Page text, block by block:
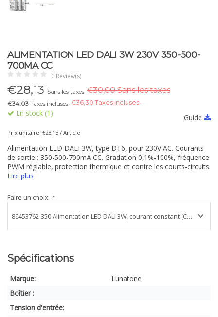
ALIMENTATION LED DALI 3W 230V 350-500-
700MA CC
0 Review(s)
€28,13 Sans les taxes €30,00 Sans les taxes
€34,03 Taxes incluses €36,30 Taxes incluses.
En stock (1) Guide
Prix unitaire: €28,13 / Article
Alimentation LED DALI 3W, type DT6, pour 230V AC. Courants
de sortie : 350-500-700mA CC. Gradation 0,1%-100%, fréquence
PWM réglable, protection thermique et contre les courts-circuits.
Lire plus
Faire un choix: *
Spécifications
Marque:
Lunatone
Boîtier :
Tension d'entrée: